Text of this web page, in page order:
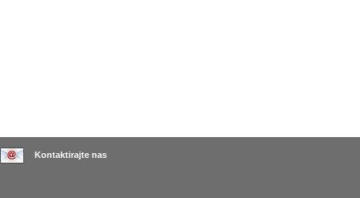
Kontaktirajte nas